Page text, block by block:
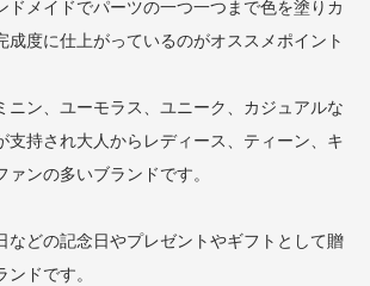
ドメイドでパーツの一つ一つまで色を塗りカ
成度に仕上がっているのがオススメポイント
ニン、ユーモラス、ユニーク、カジュアルな
支持され大人からレディース、ティーン、キ
ァンの多いブランドです。
などの記念日やプレゼントやギフトとして贈
ドです。